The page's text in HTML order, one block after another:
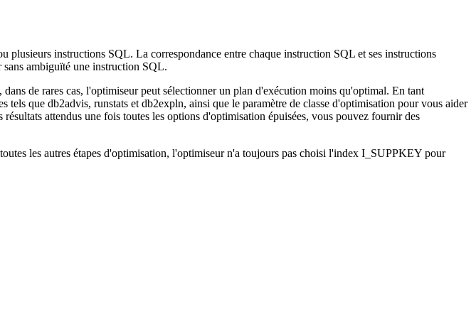
instructions SQL. La correspondance entre chaque instruction SQL et ses instructions
sans ambiguïté une instruction SQL.
de rares cas, l'optimiseur peut sélectionner un plan d'exécution moins qu'optimal. En tant
tels que db2advis, runstats et db2expln, ainsi que le paramètre de classe d'optimisation pour vous aider
attendus une fois toutes les options d'optimisation épuisées, vous pouvez fournir des
les autres étapes d'optimisation, l'optimiseur n'a toujours pas choisi l'index I_SUPPKEY pour